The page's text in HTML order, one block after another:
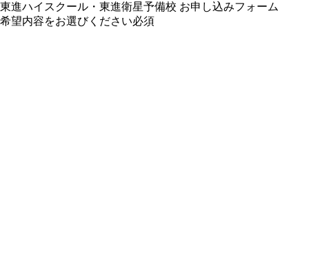
東進ハイスクール・東進衛星予備校 お申し込みフォーム
希望内容をお選びください必須